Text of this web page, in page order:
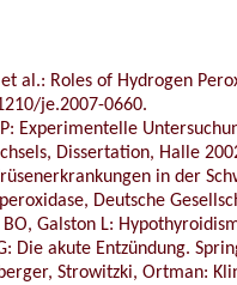
et al.: Roles of Hydrogen
je.2007-0660.
Experimentelle
Dissertation, Halle
in der
Deutsche
BO, Galston L:
Die akute Entzündung.
Strowitzki, Ortman: